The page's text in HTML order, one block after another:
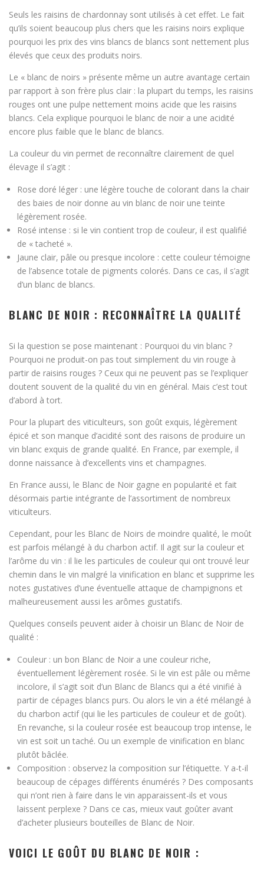
Seuls les raisins de chardonnay sont utilisés à cet effet. Le fait
qu’ils soient beaucoup plus chers que les raisins noirs explique
pourquoi les prix des vins blancs de blancs sont nettement plus
élevés que ceux des produits noirs.
Le « blanc de noirs » présente même un autre avantage certain
par rapport à son frère plus clair : la plupart du temps, les raisins
rouges ont une pulpe nettement moins acide que les raisins
blancs. Cela explique pourquoi le blanc de noir a une acidité
encore plus faible que le blanc de blancs.
La couleur du vin permet de reconnaître clairement de quel
élevage il s’agit :
Rose doré léger : une légère touche de colorant dans la chair
des baies de noir donne au vin blanc de noir une teinte
légèrement rosée.
Rosé intense : si le vin contient trop de couleur, il est qualifié
de « tacheté ».
Jaune clair, pâle ou presque incolore : cette couleur témoigne
de l’absence totale de pigments colorés. Dans ce cas, il s’agit
d’un blanc de blancs.
BLANC DE NOIR : RECONNAÎTRE LA QUALITÉ
Si la question se pose maintenant : Pourquoi du vin blanc ?
Pourquoi ne produit-on pas tout simplement du vin rouge à
partir de raisins rouges ? Ceux qui ne peuvent pas se l’expliquer
doutent souvent de la qualité du vin en général. Mais c’est tout
d’abord à tort.
Pour la plupart des viticulteurs, son goût exquis, légèrement
épicé et son manque d’acidité sont des raisons de produire un
vin blanc exquis de grande qualité. En France, par exemple, il
donne naissance à d’excellents vins et champagnes.
En France aussi, le Blanc de Noir gagne en popularité et fait
désormais partie intégrante de l’assortiment de nombreux
viticulteurs.
Cependant, pour les Blanc de Noirs de moindre qualité, le moût
est parfois mélangé à du charbon actif. Il agit sur la couleur et
l’arôme du vin : il lie les particules de couleur qui ont trouvé leur
chemin dans le vin malgré la vinification en blanc et supprime les
notes gustatives d’une éventuelle attaque de champignons et
malheureusement aussi les arômes gustatifs.
Quelques conseils peuvent aider à choisir un Blanc de Noir de
qualité :
Couleur : un bon Blanc de Noir a une couleur riche,
éventuellement légèrement rosée. Si le vin est pâle ou même
incolore, il s’agit soit d’un Blanc de Blancs qui a été vinifié à
partir de cépages blancs purs. Ou alors le vin a été mélangé à
du charbon actif (qui lie les particules de couleur et de goût).
En revanche, si la couleur rosée est beaucoup trop intense, le
vin est soit un taché. Ou un exemple de vinification en blanc
plutôt bâclée.
Composition : observez la composition sur l’étiquette. Y a-t-il
beaucoup de cépages différents énumérés ? Des composants
qui n’ont rien à faire dans le vin apparaissent-ils et vous
laissent perplexe ? Dans ce cas, mieux vaut goûter avant
d’acheter plusieurs bouteilles de Blanc de Noir.
VOICI LE GOÛT DU BLANC DE NOIR :